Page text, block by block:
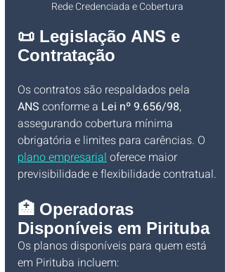
Rede Credenciada e Cobertura
📜 Legislação ANS e
Contratação
Os contratos são respaldados pela
ANS conforme a Lei nº 9.656/98,
assegurando cobertura mínima
obrigatória e limites para carências. O
plano empresarial oferece maior
previsibilidade e flexibilidade contratual.
🏥 Operadoras
Disponíveis em Pirituba
Os planos disponíveis para quem está
em Pirituba incluem: